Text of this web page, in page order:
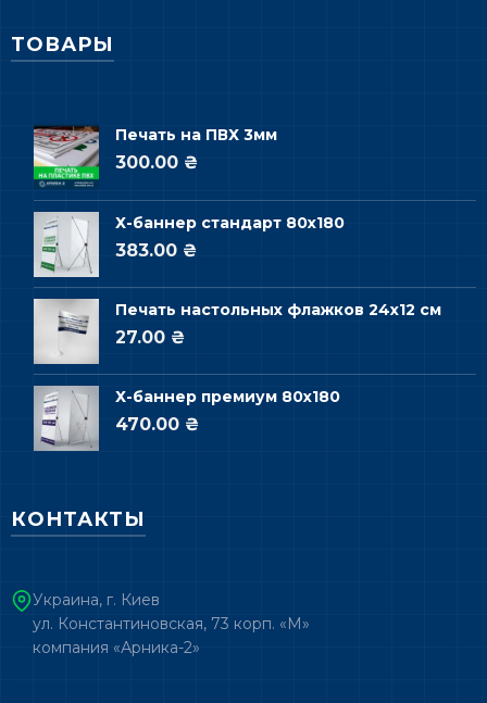
ТОВАРЫ
Печать на ПВХ 3мм
300.00 ₴
Х-баннер стандарт 80х180
383.00 ₴
Печать настольных флажков 24х12 см
27.00 ₴
Х-баннер премиум 80х180
470.00 ₴
КОНТАКТЫ
Украина, г. Киев
ул. Константиновская, 73 корп. «М»
компания «Арника-2»